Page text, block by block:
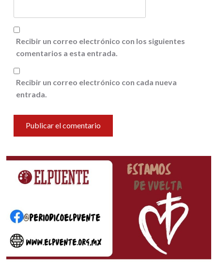
Recibir un correo electrónico con los siguientes
comentarios a esta entrada.
Recibir un correo electrónico con cada nueva
entrada.